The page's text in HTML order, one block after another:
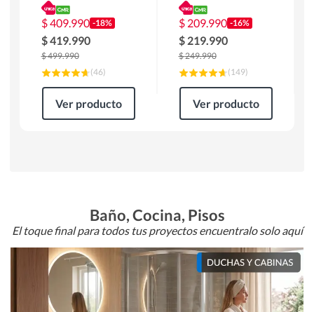
180 x 90 x 76 cm
Café
$409.990 -18%
$419.990
$499.990
(46)
Ver producto
Atlanta 91x101x94
cm Negro
$ 209.990 -16%
$ 219.990
$249.990
(149)
Ver producto
Baño, Cocina, Pisos
El toque final para todos tus proyectos encuentralo solo aquí